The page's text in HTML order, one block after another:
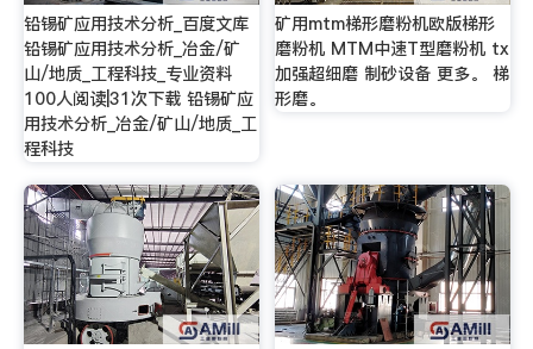
铅锡矿应用技术分析_百度文库
铅锡矿应用技术分析_冶金/矿
山/地质_工程科技_专业资料
100人阅读|31次下载 铅锡矿应
用技术分析_冶金/矿山/地质_工
程科技
矿用mtm梯形磨粉机欧版梯形
磨粉机 MTM中速T型磨粉机 tx
加强超细磨 制砂设备 更多。 梯
形磨。